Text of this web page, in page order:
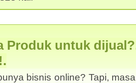
Produk untuk
bisnis online? Tapi,